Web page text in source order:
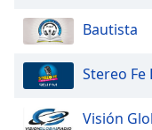
Caption
Area
Background
Bautista
Stereo Fe
Visión